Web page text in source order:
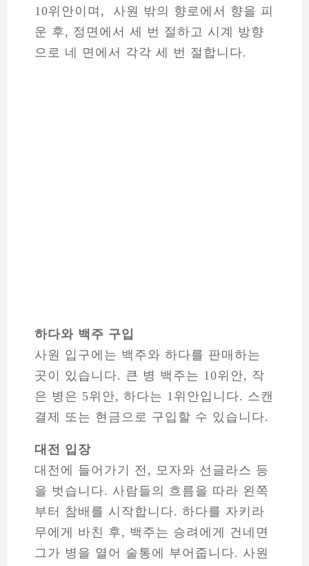
10위안이며, 사원 밖의 향로에서 향을 피
운 후, 정면에서 세 번 절하고 시계 방향
으로 네 면에서 각각 세 번 절합니다.
하다와 백주 구입
사원 입구에는 백주와 하다를 판매하는
곳이 있습니다. 큰 병 백주는 10위안, 작
은 병은 5위안, 하다는 1위안입니다. 스캔
결제 또는 현금으로 구입할 수 있습니다.
대전 입장
대전에 들어가기 전, 모자와 선글라스 등
을 벗습니다. 사람들의 흐름을 따라 왼쪽
부터 참배를 시작합니다. 하다를 자키라
무에게 바친 후, 백주는 승려에게 건네면
그가 병을 열어 술통에 부어줍니다. 사원